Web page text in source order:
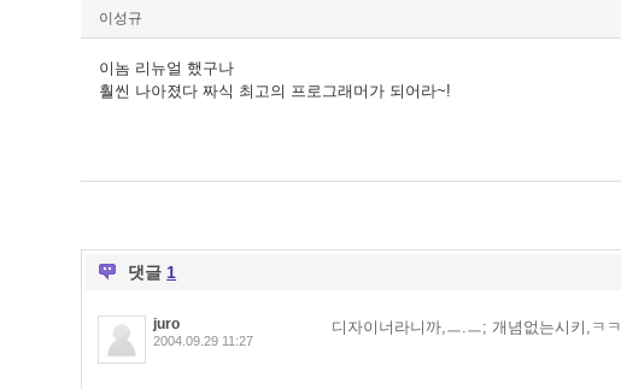
이성규
이놈 리뉴얼 했구나
훨씬 나아졌다 짜식 최고의 프로그래머가 되어라~!
댓글 1
juro
2004.09.29 11:27
디자이너라니까,ㅡ.ㅡ; 개념없는시키,ㅋㅋ